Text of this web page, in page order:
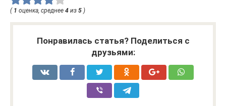
( 1 оценка, среднее 4 из 5 )
Понравилась статья? Поделиться с
друзьями: